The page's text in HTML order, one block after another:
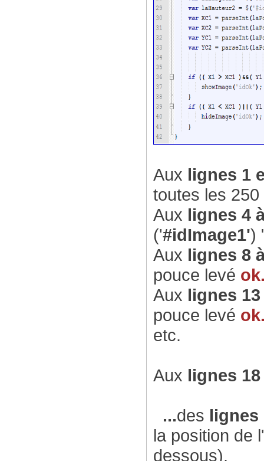
Aux lignes 1
toutes les
Aux lignes 4
('#idImage1')
Aux lignes 8
pouce levé
Aux lignes 13
pouce levé
etc.
Aux lignes 18
...des lignes
la position de
dessous).